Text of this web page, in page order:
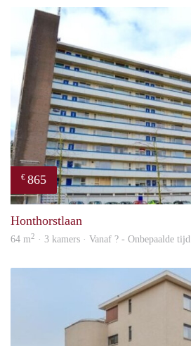
€ 865
Honthorstlaan
64 m2 · 3 kamers · Vanaf ? - Onbepaalde tijd